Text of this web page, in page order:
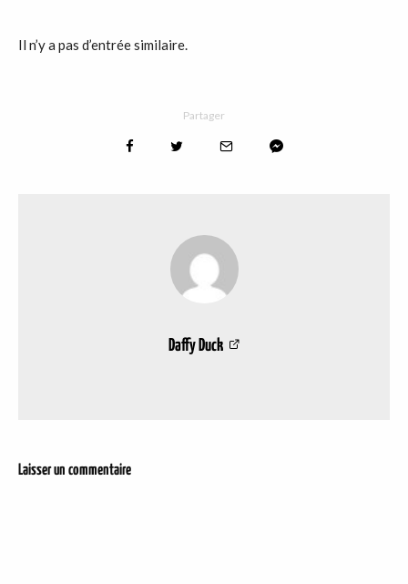
Il n’y a pas d’entrée similaire.
Partager
Daffy Duck
Laisser un commentaire